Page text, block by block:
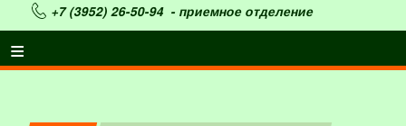
+7 (3952) 26-50-94- приемное отделение